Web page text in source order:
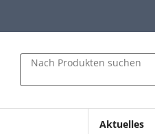
Nach Produkten suchen
Aktuelles